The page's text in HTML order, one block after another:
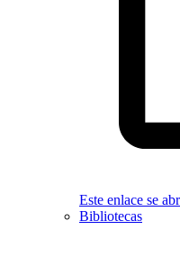
Este enlace se
Bibliotecas